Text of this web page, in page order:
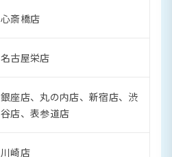
心斎橋店
名古屋栄店
銀座店、丸の内店、新宿店、渋
谷店、表参道店
川崎店